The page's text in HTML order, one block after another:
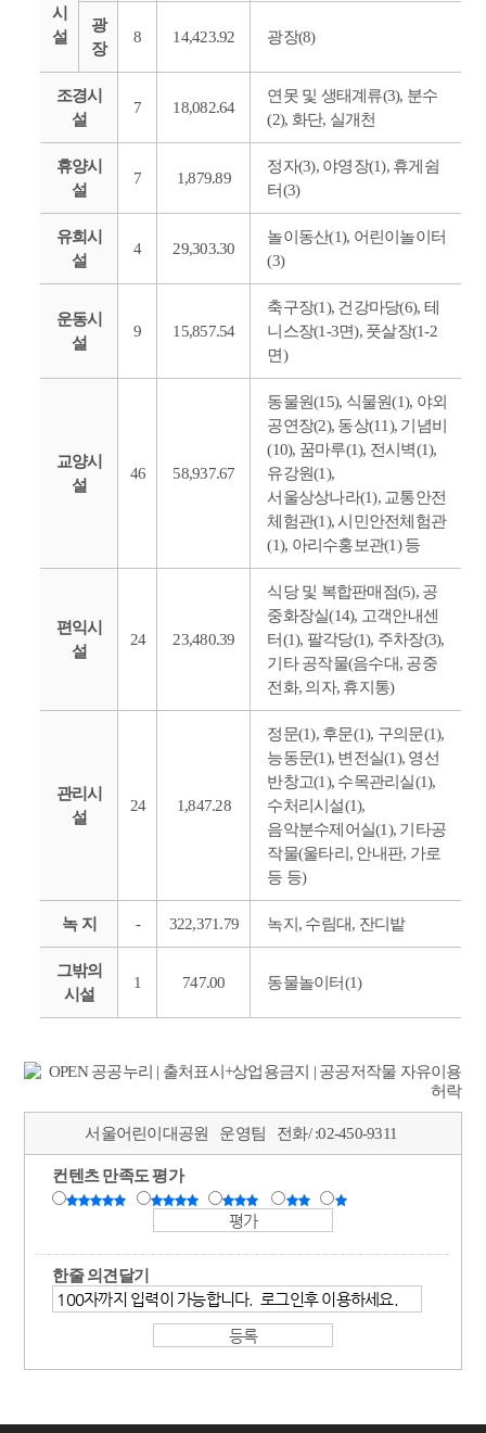
시
설
광
장
8 14,423.92 광장(8)
조경시
설
7 18,082.64
연못 및 생태계류(3), 분수
(2), 화단, 실개천
휴양시
설
7 1,879.89
정자(3), 야영장(1), 휴게쉼
터(3)
유희시
설
4 29,303.30
놀이동산(1), 어린이놀이터
(3)
운동시
설
9 15,857.54
축구장(1), 건강마당(6), 테
니스장(1-3면), 풋살장(1-2
면)
교양시
설
46 58,937.67
동물원(15), 식물원(1), 야외
공연장(2), 동상(11), 기념비
(10), 꿈마루(1), 전시벽(1),
유강원(1),
서울상상나라(1), 교통안전
체험관(1), 시민안전체험관
(1), 아리수홍보관(1) 등
편익시
설
24 23,480.39
식당 및 복합판매점(5), 공
중화장실(14), 고객안내센
터(1), 팔각당(1), 주차장(3),
기타 공작물(음수대, 공중
전화, 의자, 휴지통)
관리시
설
24 1,847.28
정문(1), 후문(1), 구의문(1),
능동문(1), 변전실(1), 영선
반창고(1), 수목관리실(1),
수처리시설(1),
음악분수제어실(1), 기타공
작물(울타리, 안내판, 가로
등 등)
녹 지 - 322,371.79 녹지, 수림대, 잔디밭
그밖의
시설
1 747.00 동물놀이터(1)
서울어린이대공원 운영팀 전화/ :02-450-9311
컨텐츠 만족도 평가
한줄 의견달기